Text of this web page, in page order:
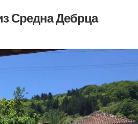
Средна Дебрца